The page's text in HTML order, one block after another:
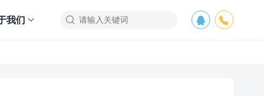
 

我们